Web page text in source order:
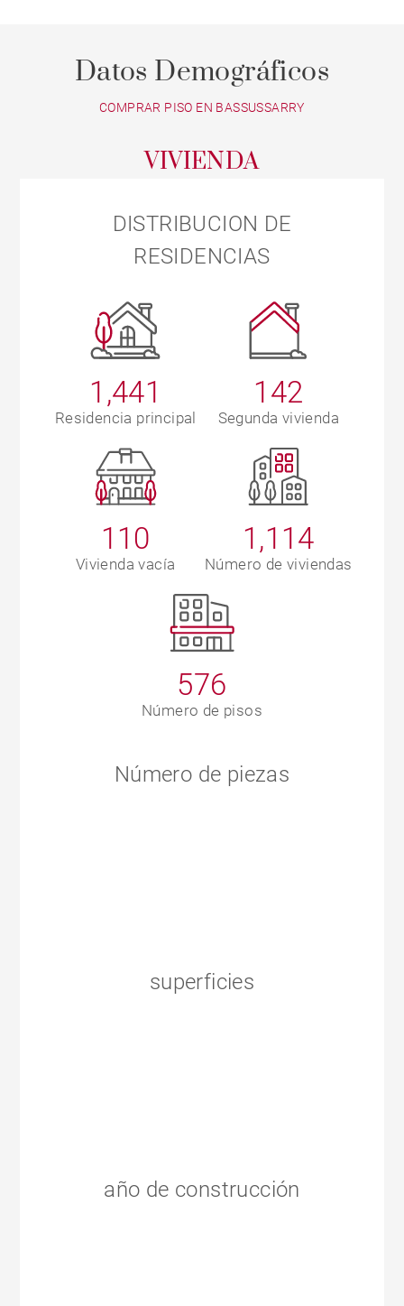
Datos Demográficos
COMPRAR PISO EN BASSUSSARRY
VIVIENDA
DISTRIBUCION DE
RESIDENCIAS
1,441
Residencia principal
142
Segunda vivienda
110
Vivienda vacía
1,114
Número de viviendas
576
Número de pisos
Número de piezas
superficies
año de construcción